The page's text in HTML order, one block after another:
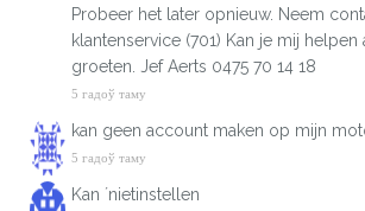
Probeer het later opnieuw. Neem
klantenservice (701) Kan je mij helpen
groeten. Jef Aerts 0475 70 14 18
5 гадоў таму
kan geen account maken op mijn
5 гадоў таму
Kan ´nietinstellen